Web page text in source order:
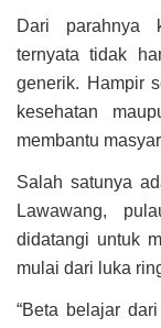
Dari parahnya
ternyata tidak
generik. Hampir
kesehatan
membantu
Salah satunya
Lawawang,
didatangi untuk
mulai dari luka
“Beta belajar